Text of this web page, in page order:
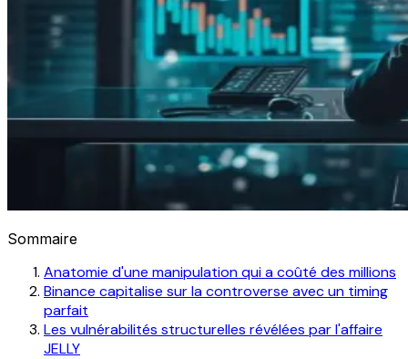
Sommaire
Anatomie d'une manipulation qui a coûté des millions
Binance capitalise sur la controverse avec un timing
parfait
Les vulnérabilités structurelles révélées par l'affaire
JELLY